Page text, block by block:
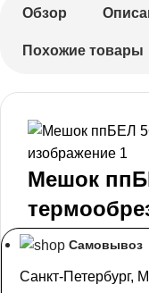
Обзор
Похожие товары
Мешок
Самовывоз
Санкт-Петербург,